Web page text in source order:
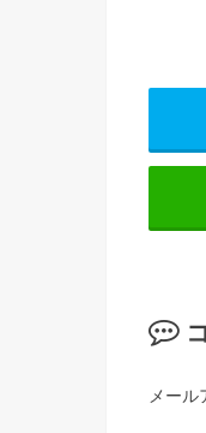
メール